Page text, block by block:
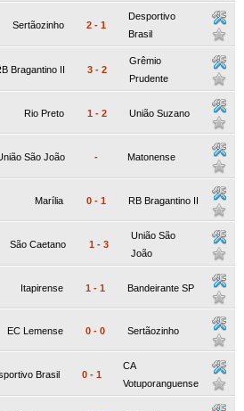
Sertãozinho 2 - 1
Desportivo
Brasil
Bragantino II 3 - 2
Grêmio
Prudente
Rio Preto 1 - 2 União Suzano
São João - Matonense
Marília 0 - 1 RB Bragantino II
São Caetano 1 - 3
União São
João
Itapirense 1 - 1 Bandeirante SP
EC Lemense 0 - 0 Sertãozinho
Brasil 0 - 1
CA
Votuporanguense